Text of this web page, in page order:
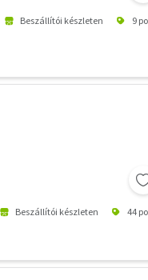
Beszállítói készleten 9
Beszállítói készleten 44